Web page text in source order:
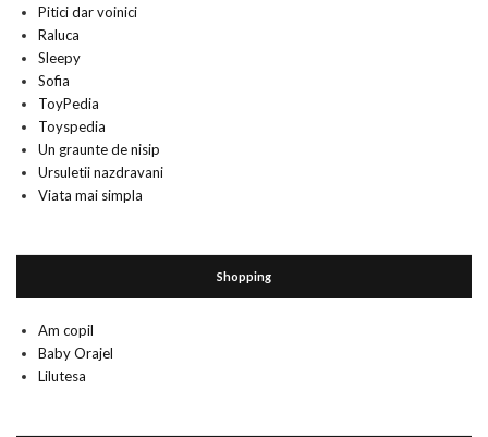
Pitici dar voinici
Raluca
Sleepy
Sofia
ToyPedia
Toyspedia
Un graunte de nisip
Ursuletii nazdravani
Viata mai simpla
Shopping
Am copil
Baby Orajel
Lilutesa